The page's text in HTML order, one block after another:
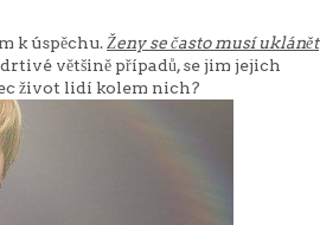
k úspěchu.Ženy se často musí uklánět
většině případů, se jim jejich
život lidí kolem nich?